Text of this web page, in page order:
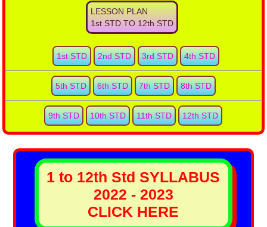
LESSON PLAN
1st STD TO 12th STD
1st STD 2nd STD 3rd STD 4th STD
5th STD 6th STD 7th STD 8th STD
9th STD 10th STD 11th STD 12th STD
1 to 12th Std SYLLABUS
2022 - 2023
CLICK HERE